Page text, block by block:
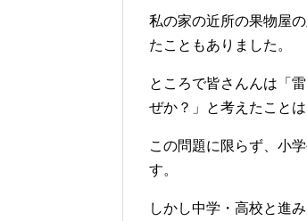
私の家の近所の果物屋
たこともありました。
ところで皆さんんは「
ぜか？」と考えたこと
この問題に限らず、小
す。
しかし中学・高校と進